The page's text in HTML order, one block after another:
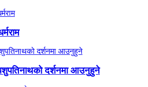
दर्शनमा आउनुहुने